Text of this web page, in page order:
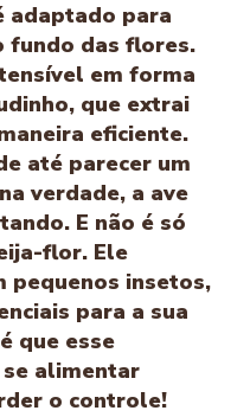
adaptado para
fundo das flores.
em forma
que extrai
eficiente.
até parecer um
verdade, a ave
E não é só
flor. Ele
pequenos insetos,
para a sua
que esse
alimentar
o controle!